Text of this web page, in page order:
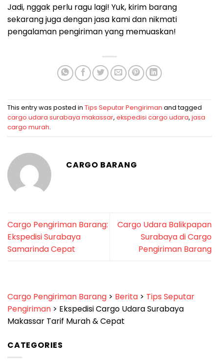
Jadi, nggak perlu ragu lagi! Yuk, kirim barang
sekarang juga dengan jasa kami dan nikmati
pengalaman pengiriman yang memuaskan!
This entry was posted in Tips Seputar Pengiriman and tagged
cargo udara surabaya makassar, ekspedisi cargo udara, jasa
cargo murah.
CARGO BARANG
Cargo Pengiriman Barang:
Ekspedisi Surabaya
Samarinda Cepat
Cargo Udara Balikpapan
Surabaya di Cargo
Pengiriman Barang
Cargo Pengiriman Barang > Berita > Tips Seputar
Pengiriman > Ekspedisi Cargo Udara Surabaya
Makassar Tarif Murah & Cepat
CATEGORIES